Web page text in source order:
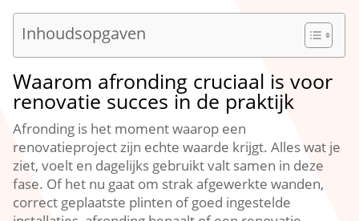
Inhoudsopgaven
Waarom afronding cruciaal is voor
renovatie succes in de praktijk
Afronding is het moment waarop een
renovatieproject zijn echte waarde krijgt.​ Alles wat je
ziet, voelt en dagelijks gebruikt valt samen in deze
fase.​ Of het nu gaat om strak afgewerkte wanden,
correct geplaatste plinten of goed ingestelde